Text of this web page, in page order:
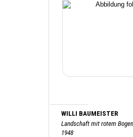
WILLI BAUMEISTER
Landschaft mit rotem
1948